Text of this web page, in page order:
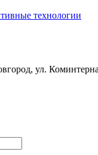
технологии
ул.